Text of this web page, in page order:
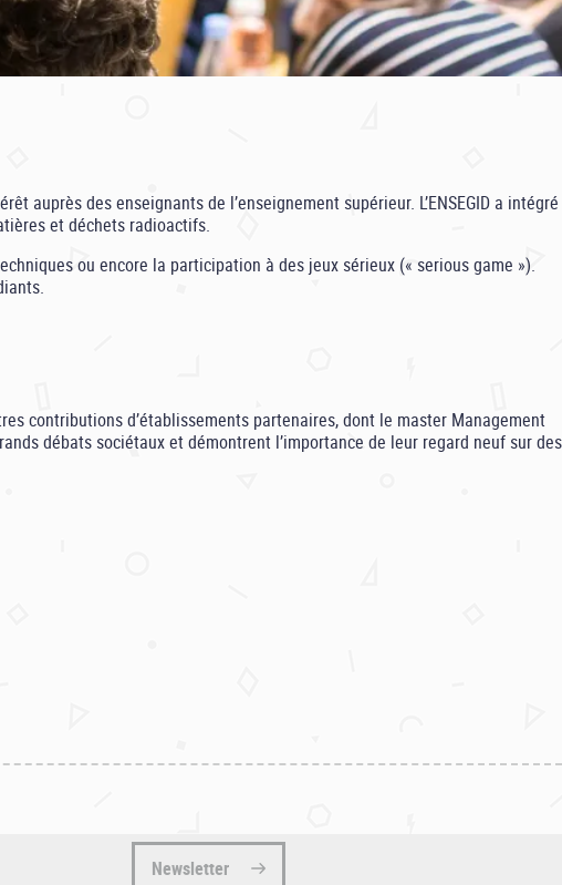
auprès des enseignants de l’enseignement supérieur. L’ENSEGID a intégré
et déchets radioactifs.
ou encore la participation à des jeux sérieux (« serious game »).
contributions d’établissements partenaires, dont le master Management
débats sociétaux et démontrent l’importance de leur regard neuf sur des
Newsletter